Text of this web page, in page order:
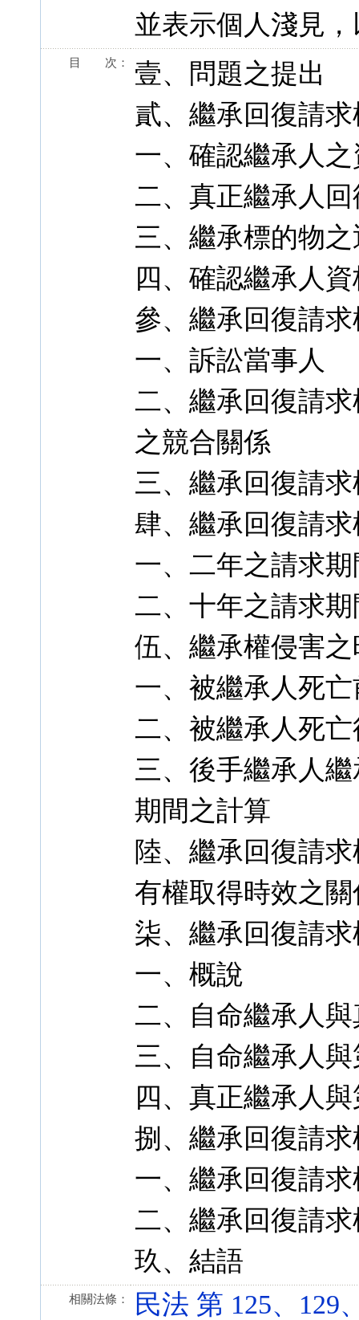
並表示個人淺見
目 次：
壹、問題之提出
貳、繼承回復請
一、確認繼承人
二、真正繼承人
三、繼承標的物
四、確認繼承人
參、繼承回復請
一、訴訟當事人
二、繼承回復請
之競合關係
三、繼承回復請
肆、繼承回復請
一、二年之請求期
二、十年之請求期
伍、繼承權侵害
一、被繼承人死
二、被繼承人死
三、後手繼承人
期間之計算
陸、繼承回復請
有權取得時效之關
柒、繼承回復請
一、概說
二、自命繼承人
三、自命繼承人
四、真正繼承人
捌、繼承回復請
一、繼承回復請
二、繼承回復請
玖、結語
相關法條： 民法 第 125、129